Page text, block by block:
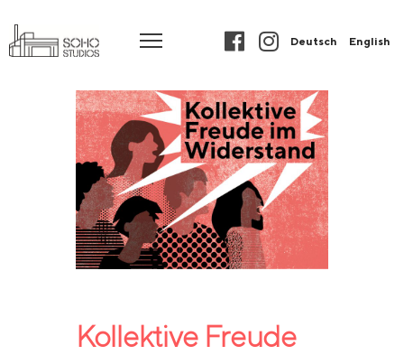
Deutsch English
Kollektive Freude